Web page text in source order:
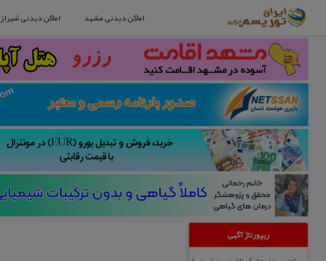
اماکن دیدنی مشهد اماکن دیدنی شیراز
ریپورتاژ آگهی